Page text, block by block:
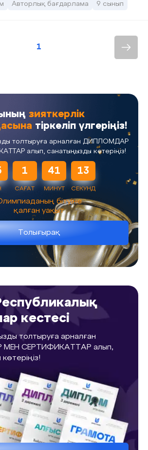
Авторлық бағдарлама 9 сынып
1
зияткерлік
тіркеліп үлгеріңіз!
толтыруға арналған ДИПЛОМДАР
алып, санатыңызды көтеріңіз!
1
САҒАТ
41
МИНУТ
13
СЕКУНД
бітуіне
қалған уақыт
Толығырақ
кестесі
толтыруға арналған
СЕРТИФИКАТТАР алып,